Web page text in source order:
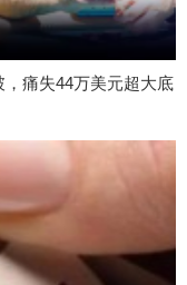
，痛失44万美元超大底